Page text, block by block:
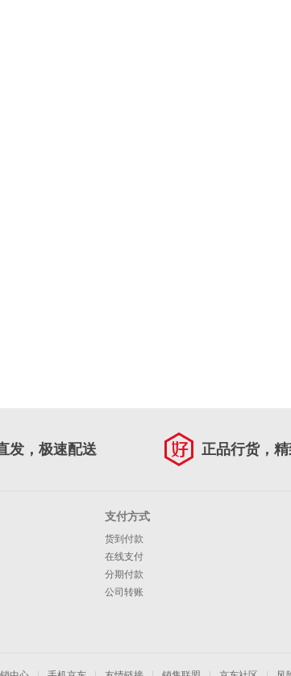
发，极速配送 正品行货，
支付方式
货到付款
在线支付
分期付款
公司转账